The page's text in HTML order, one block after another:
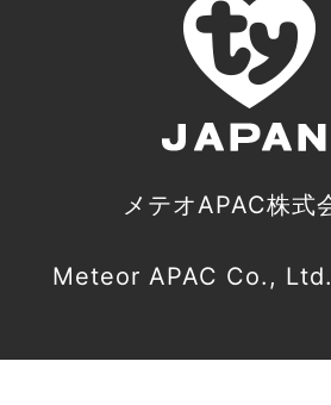
メテオAPAC株式
Meteor APAC Co.,